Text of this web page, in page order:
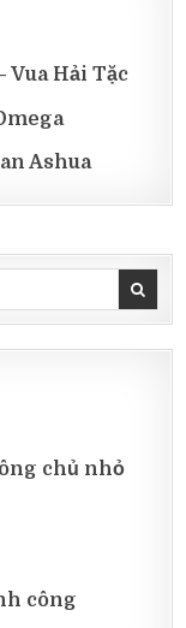
Vua Hải Tặc
Ashua
chủ nhỏ
công